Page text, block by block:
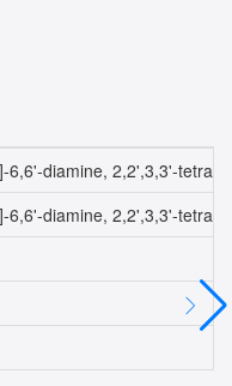
6,6'-diamine, 2,2',3,3'-
6,6'-diamine, 2,2',3,3'-